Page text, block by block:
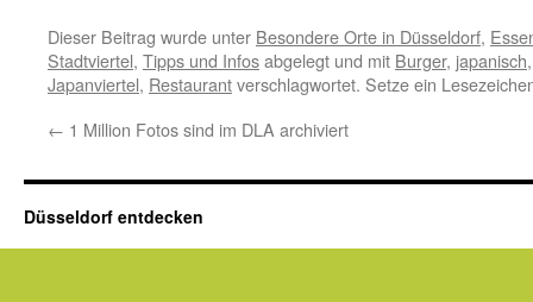
Dieser Beitrag wurde unter Besondere Orte in Düsseldorf,
Stadtviertel, Tipps und Infosabgelegt und mit Burger, japanisch
Japanviertel, Restaurantverschlagwortet. Setze ein
← 1 Million Fotos sind im DLA archiviert
Düsseldorf entdecken